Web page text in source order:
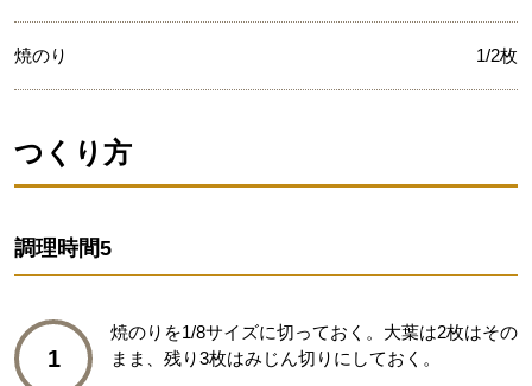
焼のり 1/2枚
つくり方
調理時間5
1
焼のりを1/8サイズに切っておく。大葉は2枚はその
まま、残り3枚はみじん切りにしておく。